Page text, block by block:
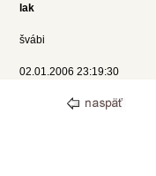
lak
švábi
02.01.2006 23:19:30